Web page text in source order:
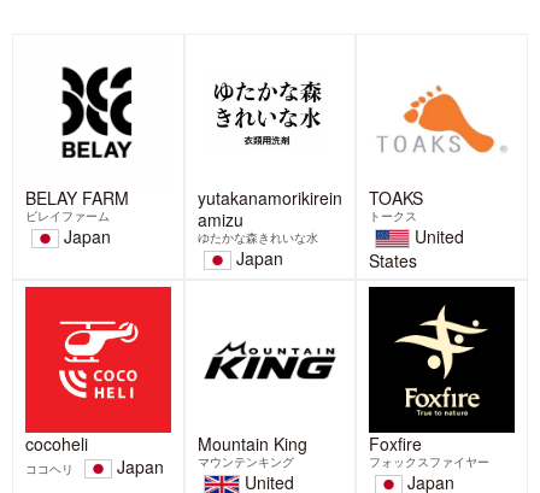
BELAY FARM
ビレイファーム
Japan
yutakanamorikirein
amizu
ゆたかな森きれいな水
Japan
TOAKS
トークス
United
States
cocoheli
ココヘリ Japan
Mountain King
マウンテンキング
Foxfire
フォックスファイヤー